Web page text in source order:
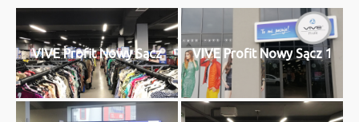
VIVE Profit Nowy Sącz VIVE Profit Nowy Sącz 1